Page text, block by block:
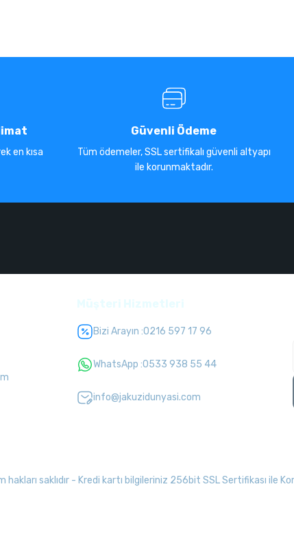
en kısa
Güvenli Ödeme
Tüm ödemeler, SSL sertifikalı güvenli altyapı
ile korunmaktadır.
Bizi Arayın :0216 597 17 96
WhatsApp :0533 938 55 44
info@jakuzidunyasi.com
saklıdır - Kredi kartı bilgileriniz 256bit SSL Sertifikası ile